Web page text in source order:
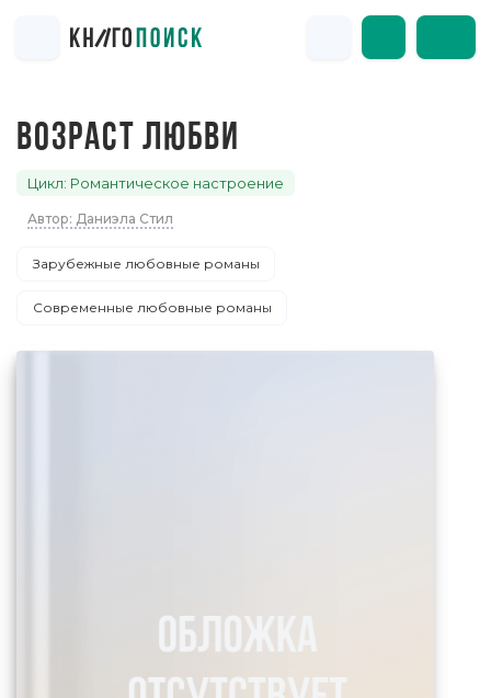
ВОЗРАСТ ЛЮБВИ
Цикл: Романтическое настроение
Автор: Даниэла Стил
Зарубежные любовные романы
Современные любовные романы